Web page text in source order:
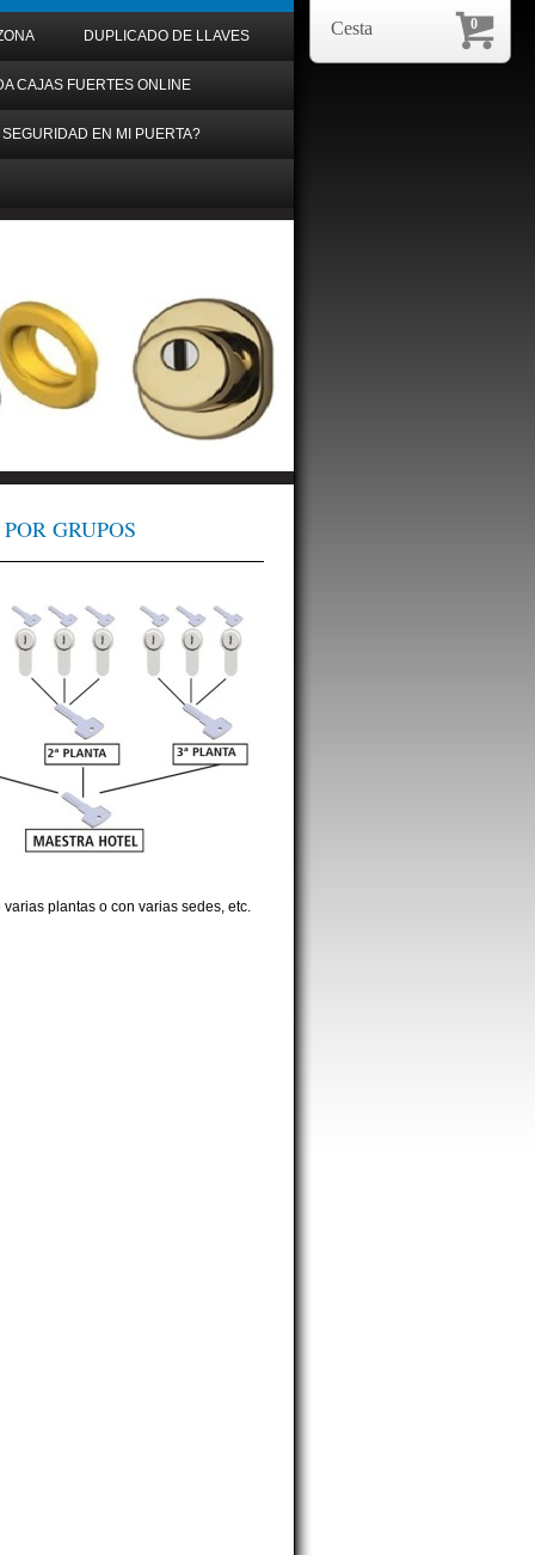
DUPLICADO DE LLAVES
CAJAS FUERTES ONLINE
EN MI PUERTA?
GRUPOS
plantas o con varias sedes, etc.
0
Cesta